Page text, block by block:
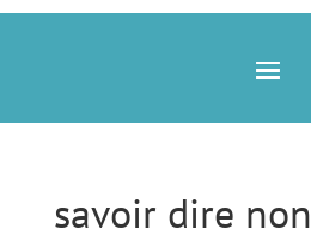
savoir dire non